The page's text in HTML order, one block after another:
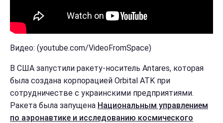
Видео: (youtube.com/VideoFromSpace)
В США запустили ракету-носитель Antares, которая
была создана корпорацией Orbital ATK при
сотрудничестве с украинскими предприятиями.
Ракета была запущена Национальным управлением
по аэронавтике и исследованию космического